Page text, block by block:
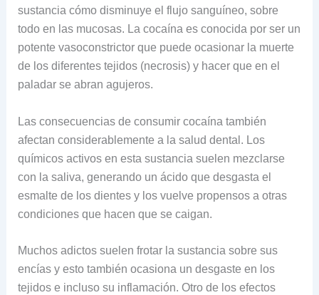
sustancia cómo disminuye el flujo sanguíneo, sobre
todo en las mucosas. La cocaína es conocida por ser un
potente vasoconstrictor que puede ocasionar la muerte
de los diferentes tejidos (necrosis) y hacer que en el
paladar se abran agujeros.
Las consecuencias de consumir cocaína también
afectan considerablemente a la salud dental. Los
químicos activos en esta sustancia suelen mezclarse
con la saliva, generando un ácido que desgasta el
esmalte de los dientes y los vuelve propensos a otras
condiciones que hacen que se caigan.
Muchos adictos suelen frotar la sustancia sobre sus
encías y esto también ocasiona un desgaste en los
tejidos e incluso su inflamación. Otro de los efectos